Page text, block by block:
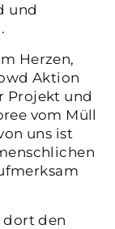
und
Herzen,
Aktion
Projekt und
vom Müll
uns ist
dort den